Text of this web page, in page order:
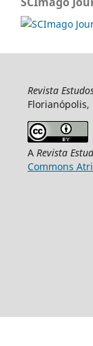
Revista
Florianópolis,
A Revista
Commons